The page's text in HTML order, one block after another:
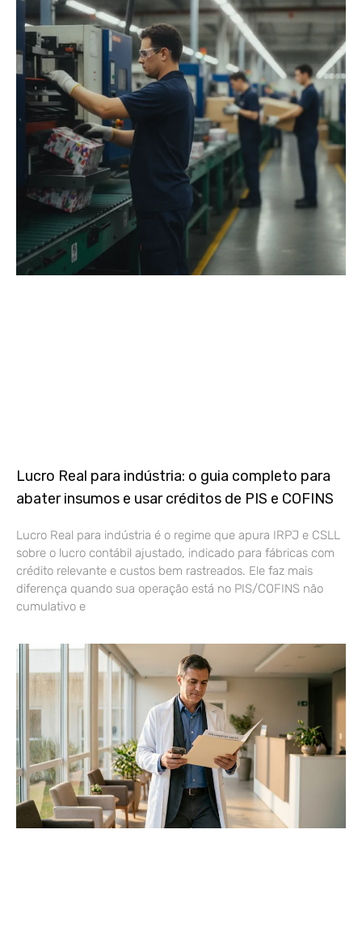
Lucro Real para indústria: o guia completo para
abater insumos e usar créditos de PIS e COFINS
Lucro Real para indústria é o regime que apura IRPJ e CSLL
sobre o lucro contábil ajustado, indicado para fábricas com
crédito relevante e custos bem rastreados. Ele faz mais
diferença quando sua operação está no PIS/COFINS não
cumulativo e